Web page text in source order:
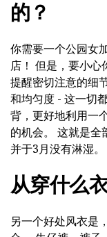
的？
你需要一个公园女
店！ 但是，要小心
提醒密切注意的细
和均匀度 - 这一切
背，更好地利用一
的机会。 这就是全
并于3月没有淋湿。
从穿什么
另一个好处风衣是